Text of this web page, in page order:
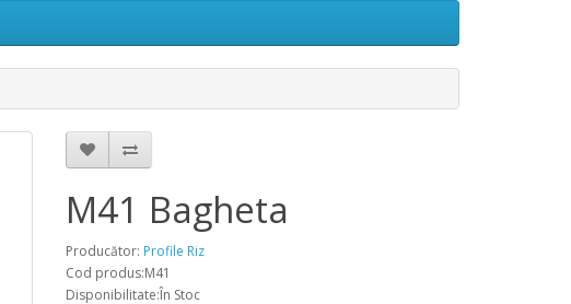
M41 Bagheta
Producător: Profile Riz
Cod produs:M41
Disponibilitate:În Stoc